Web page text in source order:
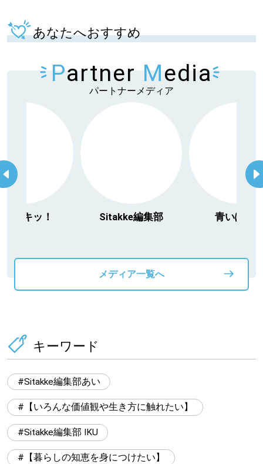
あなたへおすすめ
Partner Media
パートナーメディア
日ドキッ！ Sitakke編集部 青いぽす
メディア一覧へ
キーワード
Sitakke編集部あい
【いろんな価値観や生き方に触れたい】
Sitakke編集部 IKU
【暮らしの知恵を身につけたい】